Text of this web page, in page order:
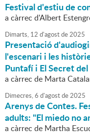
Festival d'estiu de
a càrrec d'Albert
Dimarts, 12 d'agostde2025
Presentació
l'escenari i les
Puntafí i El Secret
a càrrec de Marta
Dimecres,6 d'agostde2025
Arenys de Contes.
adults: "El miedo no
a càrrec de Martha